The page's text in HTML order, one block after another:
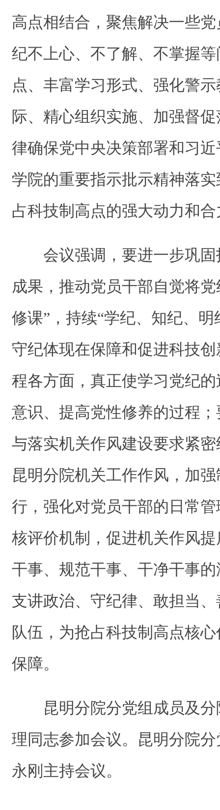
高点相结合，聚焦解决一些
纪不上心、不了解、不掌握
点、丰富学习形式、强化警
际、精心组织实施、加强督
律确保党中央决策部署和习
学院的重要指示批示精神落
占科技制高点的强大动力和合
会议强调，要进一步巩
成果，推动党员干部自觉将
修课”，持续“学纪、知纪、
守纪体现在保障和促进科技
程各方面，真正使学习党纪
意识、提高党性修养的过程
与落实机关作风建设要求紧
昆明分院机关工作作风，加
行，强化对党员干部的日常
核评价机制，促进机关作风
干事、规范干事、干净干事
支讲政治、守纪律、敢担当
队伍，为抢占科技制高点核
保障。
昆明分院分党组成员及
理同志参加会议。昆明分院
永刚主持会议。